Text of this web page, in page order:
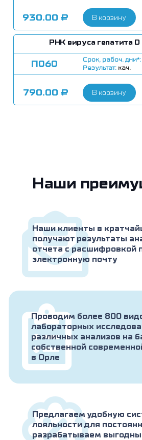
930.00 ₽ В корзину
РНК вируса гепатита D
П060 Срок, рабоч.
Результат: кач.
790.00 ₽ В корзину
Наши
Наши клиенты в
получают результаты
отчета с расшифровкой
электронную почту
Проводим более 800
лабораторных
различных анализов на
собственной
в Орле
Предлагаем удобную
лояльности для
разрабатываем